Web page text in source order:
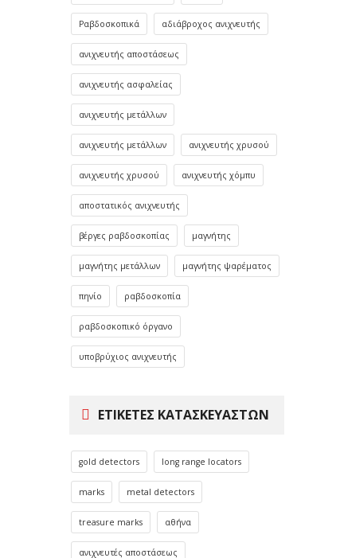
Ραβδοσκοπικά αδιάβροχος ανιχνευτής
ανιχνευτής αποστάσεως
ανιχνευτής ασφαλείας
ανιχνευτής μετάλλων
ανιχνευτής μετάλλων ανιχνευτής χρυσού
ανιχνευτής χρυσού ανιχνευτής χόμπυ
αποστατικός ανιχνευτής
βέργες ραβδοσκοπίας μαγνήτης
μαγνήτης μετάλλων μαγνήτης ψαρέματος
πηνίο ραβδοσκοπία
ραβδοσκοπικό όργανο
υποβρύχιος ανιχνευτής
ΕΤΙΚΈΤΕΣ ΚΑΤΑΣΚΕΥΑΣΤΏΝ
gold detectors long range locators
marks metal detectors
treasure marks αθήνα
ανιχνευτές αποστάσεως